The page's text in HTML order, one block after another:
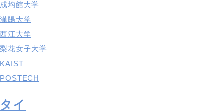
成均館大学
漢陽大学
西江大学
梨花女子大学
KAIST
POSTECH
タイ